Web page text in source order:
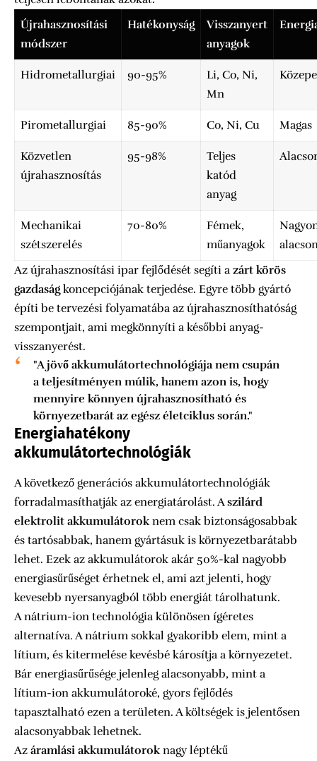
Újrahasznosítási
módszer
Hatékonyság
Visszanyert
anyagok
Hidrometallurgiai 90-95%
Li, Co, Ni,
Mn
Pirometallurgiai 85-90% Co, Ni, Cu Magas
Közvetlen
újrahasznosítás
95-98%
Teljes
katód
anyag
Mechanikai
szétszerelés
70-80%
Fémek,
műanyagok
Az újrahasznosítási ipar fejlődését segíti a zárt körös
gazdaság koncepciójának terjedése. Egyre több gyártó
építi be tervezési folyamatába az újrahasznosíthatóság
szempontjait, ami megkönnyíti a későbbi anyag-
visszanyerést.
"A jövő akkumulátortechnológiája nem csupán
a teljesítményen múlik, hanem azon is, hogy
mennyire könnyen újrahasznosítható és
környezetbarát az egész életciklus során."
Energiahatékony
akkumulátortechnológiák
A következő generációs akkumulátortechnológiák
forradalmasíthatják az energiatárolást. Aszilárd
elektrolit akkumulátoroknem csak biztonságosabbak
és tartósabbak, hanem gyártásuk is környezetbarátabb
lehet. Ezek az akkumulátorok akár 50%-kal nagyobb
energiasűrűséget érhetnek el, ami azt jelenti, hogy
kevesebb nyersanyagból több energiát tárolhatunk.
A nátrium-ion technológia különösen ígéretes
alternatíva. A nátrium sokkal gyakoribb elem, mint a
lítium, és kitermelése kevésbé károsítja a környezetet.
Bár energiasűrűsége jelenleg alacsonyabb, mint a
lítium-ion akkumulátoroké, gyors fejlődés
tapasztalható ezen a területen. A költségek is jelentősen
alacsonyabbak lehetnek.
Az áramlási akkumulátoroknagy léptékű